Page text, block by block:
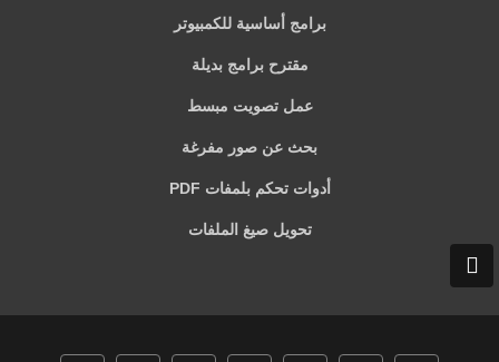
برامج أساسية للكمبيوتر
مقترح برامج بديلة
عمل تصويت مبسط
بحث عن صور مفرغة
أدوات تحكم بلمفات PDF
تحويل صيغ الملفات